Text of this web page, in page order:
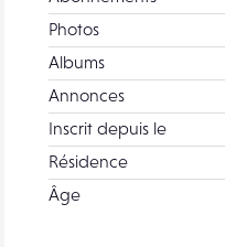
Photos
Albums
Annonces
Inscrit depuis le
Résidence
Âge